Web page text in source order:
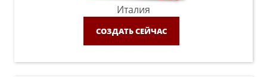
Италия
СОЗДАТЬ СЕЙЧАС